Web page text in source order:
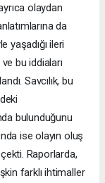
olaydan
da
yaşadığı ileri
bu iddiaları
Savcılık, bu
bulunduğunu
ise olayın oluş
Raporlarda,
farklı ihtimaller